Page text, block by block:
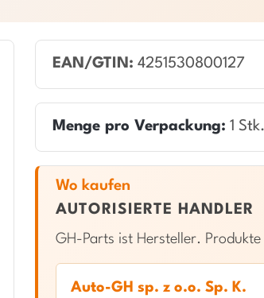
EAN/GTIN: 4251530800127
Menge pro Verpackung: 1 Stk.
Wo kaufen
AUTORISIERTE HANDLER
GH-Parts ist Hersteller.
Auto-GH sp. z o.o. Sp. K.